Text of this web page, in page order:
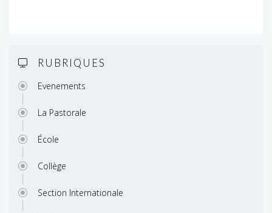
RUBRIQUES
Evenements
La Pastorale
École
Collège
Section Internationale